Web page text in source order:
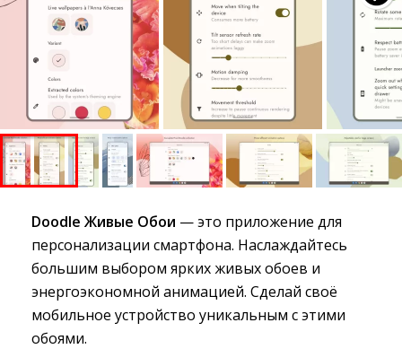
Doodle Живые Обои — это приложение для
персонализации смартфона. Наслаждайтесь
большим выбором ярких живых обоев и
энергоэкономной анимацией. Сделай своё
мобильное устройство уникальным с этими
обоями.